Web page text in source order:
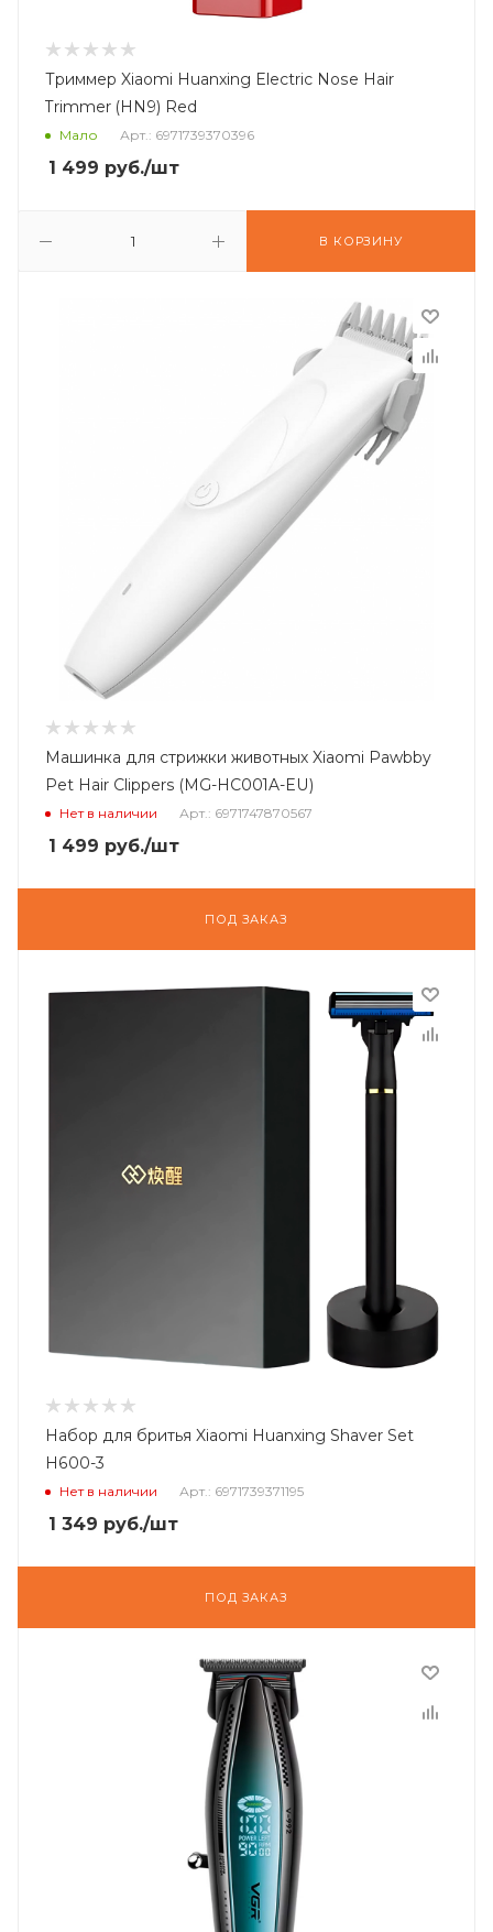
Триммер Xiaomi Huanxing Electric Nose Hair
Trimmer (HN9) Red
Мало Арт.: 6971739370396
1 499 руб./шт
В КОРЗИНУ
Машинка для стрижки животных Xiaomi Pawbby
Pet Hair Clippers (MG-HC001A-EU)
Нет в наличии Арт.: 6971747870567
1 499 руб./шт
ПОД ЗАКАЗ
Набор для бритья Xiaomi Huanxing Shaver Set
H600-3
Нет в наличии Арт.: 6971739371195
1 349 руб./шт
ПОД ЗАКАЗ